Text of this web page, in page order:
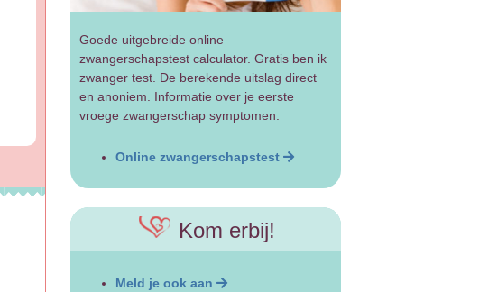
Goede uitgebreide online
zwangerschapstest calculator. Gratis ben ik
zwanger test. De berekende uitslag direct
en anoniem. Informatie over je eerste
vroege zwangerschap symptomen.
Online zwangerschapstest
Kom erbij!
Meld je ook aan